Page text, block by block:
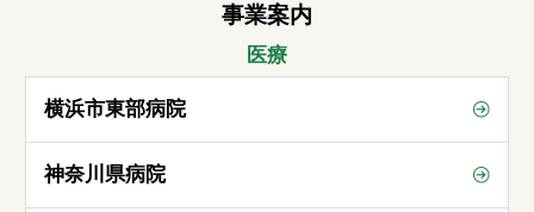
事業案内
医療
横浜市東部病院
神奈川県病院